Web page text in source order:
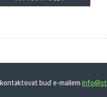
buď e-mailem